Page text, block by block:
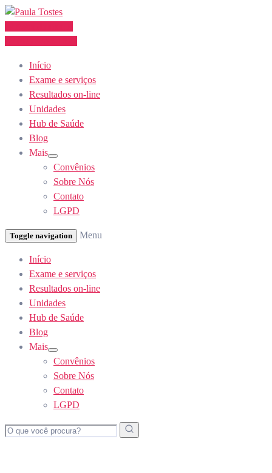
Skip
Início
Exame e serviços
Resultados on-line
Unidades
Hub de Saúde
Blog
Mais
Show
sub
menu
Convênios
Sobre Nós
Contato
LGPD
Toggle navigation Menu
Início
Exame e serviços
Resultados on-line
Unidades
Hub de Saúde
Blog
Mais
Show
sub
menu
Convênios
Sobre Nós
Contato
LGPD